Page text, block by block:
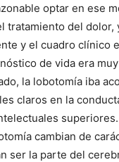
optar en ese
tratamiento del dolor,
y el cuadro clínico
de vida era
la lobotomía iba
claros en la
cambian de
ser la parte del